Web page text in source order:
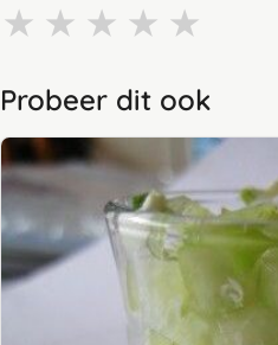
★ ★ ★ ★ ★
Probeer dit ook